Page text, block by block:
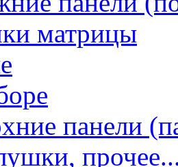
матрицы
панели